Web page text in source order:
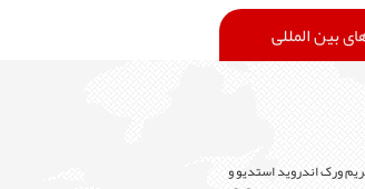
بین المللی
ورک اندروید استدیو و